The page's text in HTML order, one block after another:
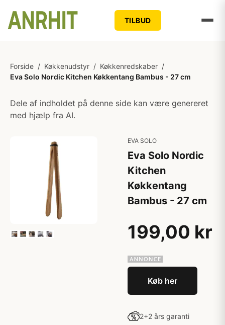
TILBUD
Forside / Køkkenudstyr / Køkkenredskaber /
Eva Solo Nordic Kitchen Køkkentang Bambus - 27 cm
Dele af indholdet på denne side kan være genereret
med hjælp fra AI.
EVA SOLO
Eva Solo Nordic
Kitchen
Køkkentang
Bambus - 27 cm
199,00 kr
Køb her
2+2 års garanti